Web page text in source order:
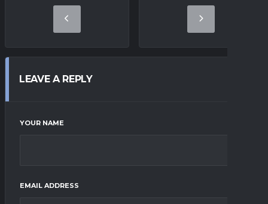
LEAVE A REPLY
YOUR NAME
EMAIL ADDRESS